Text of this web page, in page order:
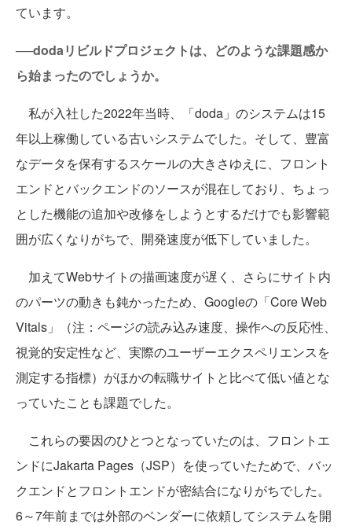
ています。
──dodaリビルドプロジェクトは、どのような課題感か
ら始まったのでしょうか。
私が入社した2022年当時、「doda」のシステムは15
年以上稼働している古いシステムでした。そして、豊富
なデータを保有するスケールの大きさゆえに、フロント
エンドとバックエンドのソースが混在しており、ちょっ
とした機能の追加や改修をしようとするだけでも影響範
囲が広くなりがちで、開発速度が低下していました。
加えてWebサイトの描画速度が遅く、さらにサイト内
のパーツの動きも鈍かったため、Googleの「Core Web
Vitals」（注：ページの読み込み速度、操作への反応性、
視覚的安定性など、実際のユーザーエクスペリエンスを
測定する指標）がほかの転職サイトと比べて低い値とな
っていたことも課題でした。
これらの要因のひとつとなっていたのは、フロントエ
ンドにJakarta Pages（JSP）を使っていたためで、バッ
クエンドとフロントエンドが密結合になりがちでした。
6～7年前までは外部のベンダーに依頼してシステムを開